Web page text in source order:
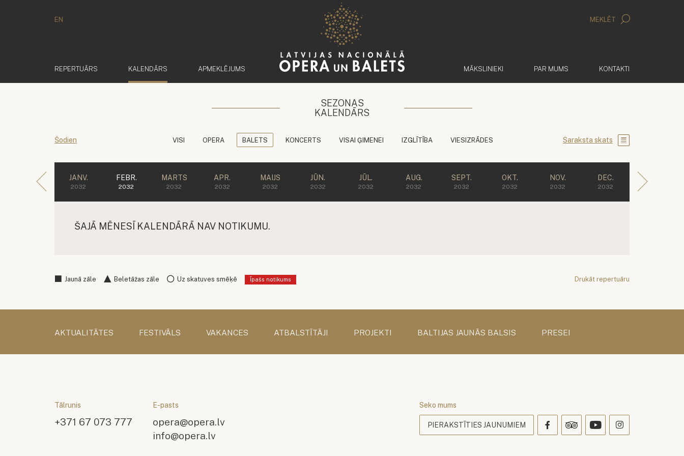
EN MEKLĒT
REPERTUĀRS KALENDĀRS APMEKLĒJUMS MĀKSLINIEKI PAR MUMS KONTAKTI
SEZONAS
KALENDĀRS
Šodien VISI OPERA BALETS KONCERTS VISAI ĢIMENEI IZGLĪTĪBA VIESIZRĀDES Saraksta skats
JANV.
2032
FEBR.
2032
MARTS
2032
APR.
2032
MAIJS
2032
JŪN.
2032
JŪL.
2032
AUG.
2032
SEPT.
2032
OKT.
2032
NOV.
2032
DEC.
2032
ŠAJĀ MĒNESĪ KALENDĀRĀ NAV NOTIKUMU.
Jaunā zāle Beletāžas zāle Uz skatuves smēķē Īpašs notikums Drukāt repertuāru
AKTUALITĀTES FESTIVĀLS VAKANCES ATBALSTĪTĀJI PROJEKTI BALTIJAS JAUNĀS BALSIS PRESEI
Tālrunis
+371 67 073 777
E-pasts
opera@opera.lv
info@opera.lv
Seko mums
PIERAKSTĪTIES JAUNUMIEM